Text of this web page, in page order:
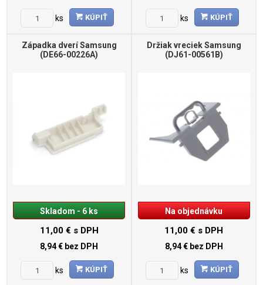
ks KÚPIŤ ks KÚPIŤ
Západka dverí Samsung
(DE66-00226A)
Skladom - 6 ks
11,00 € s DPH
8,94 € bez DPH
ks KÚPIŤ
Držiak vreciek Samsung
(DJ61-00561B)
Na objednávku
11,00 € s DPH
8,94 € bez DPH
ks KÚPIŤ